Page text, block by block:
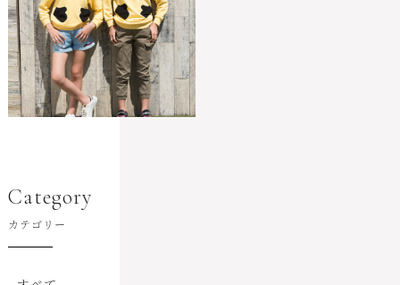
Category
カテゴリー